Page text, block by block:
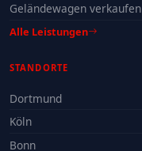
Geländewagen verkaufen
Alle Leistungen
STANDORTE
Dortmund
Köln
Bonn